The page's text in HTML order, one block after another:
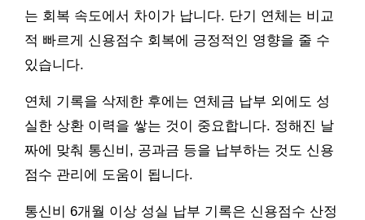
는 회복 속도에서 차이가 납니다. 단기 연체는 비교
적 빠르게 신용점수 회복에 긍정적인 영향을 줄 수
있습니다.
연체 기록을 삭제한 후에는 연체금 납부 외에도 성
실한 상환 이력을 쌓는 것이 중요합니다. 정해진 날
짜에 맞춰 통신비, 공과금 등을 납부하는 것도 신용
점수 관리에 도움이 됩니다.
통신비 6개월 이상 성실 납부 기록은 신용점수 산정